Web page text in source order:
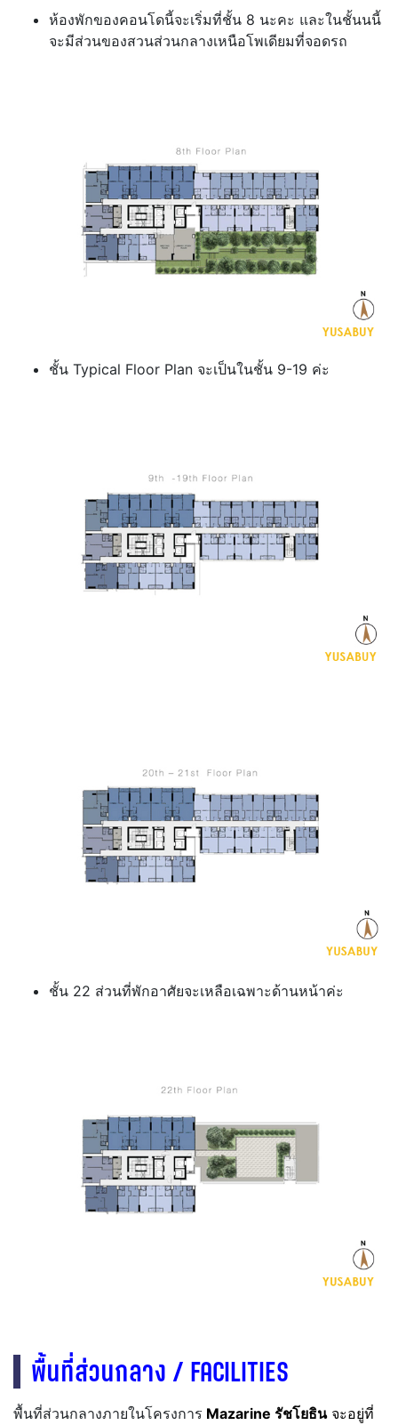
ห้องพักของคอนโดนี้จะเริ่มที่ชั้น 8 นะคะ และในชั้นนนี้
จะมีส่วนของสวนส่วนกลางเหนือโพเดียมที่จอดรถ
ชั้น Typical Floor Plan จะเป็นในชั้น 9-19 ค่ะ
ชั้น 22 ส่วนที่พักอาศัยจะเหลือเฉพาะด้านหน้าค่ะ
พื้นที่ส่วนกลาง / FACILITIES
พื้นที่ส่วนกลางภายในโครงการ Mazarine รัชโยธินจะอยู่ที่